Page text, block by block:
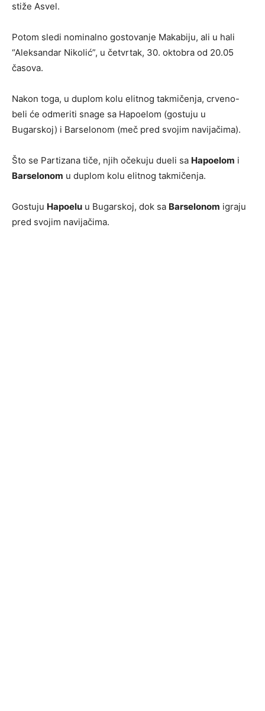
stiže Asvel.
Potom sledi nominalno gostovanje Makabiju, ali u hali
“Aleksandar Nikolić”, u četvrtak, 30. oktobra od 20.05
časova.
Nakon toga, u duplom kolu elitnog takmičenja, crveno-
beli će odmeriti snage sa Hapoelom (gostuju u
Bugarskoj) i Barselonom (meč pred svojim navijačima).
Što se Partizana tiče, njih očekuju dueli sa Hapoelom i
Barselonom u duplom kolu elitnog takmičenja.
Gostuju Hapoelu u Bugarskoj, dok sa Barselonom igraju
pred svojim navijačima.